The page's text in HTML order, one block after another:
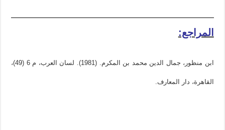
المراجع:
ابن منظور، جمال الدين محمد بن المكرم. (1981). لسان العرب، م 6 (49)،
القاهرة، دار المعارف.